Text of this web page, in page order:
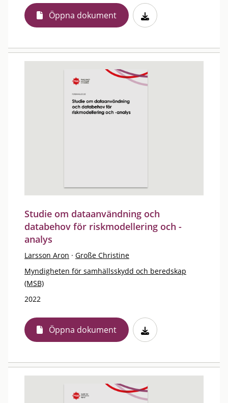
Öppna dokument
Studie om dataanvändning och
databehov för riskmodellering och -
analys
Larsson Aron · Große Christine
Myndigheten för samhällsskydd och beredskap
(MSB)
2022
Öppna dokument